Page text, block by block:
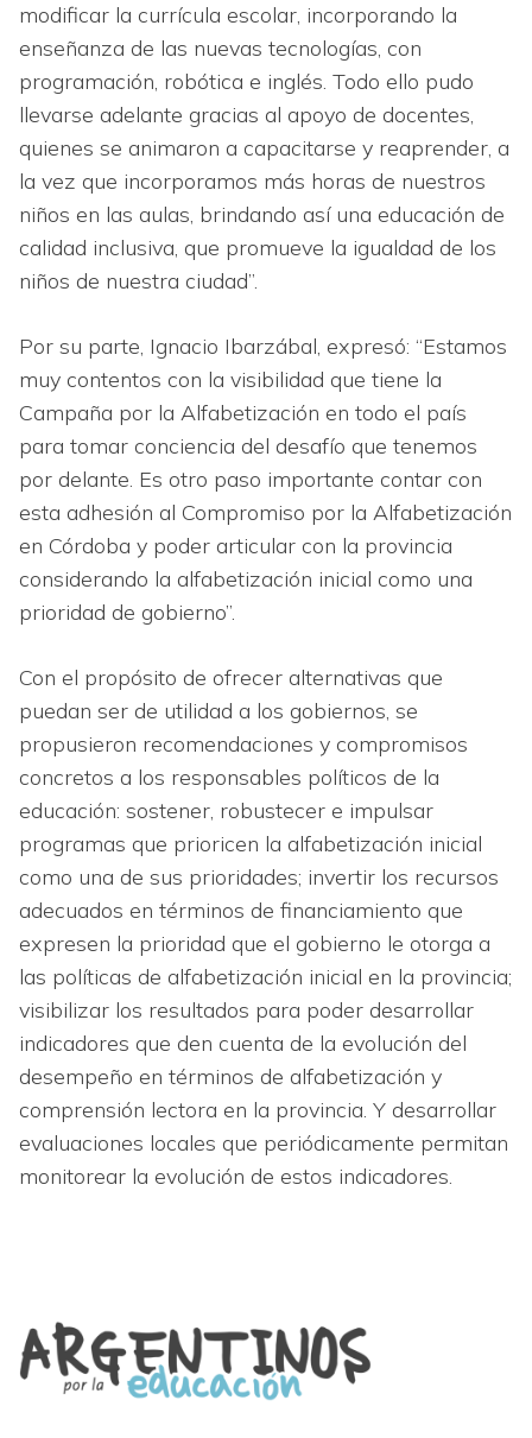
modificar la currícula escolar, incorporando la
enseñanza de las nuevas tecnologías, con
programación, robótica e inglés. Todo ello pudo
llevarse adelante gracias al apoyo de docentes,
quienes se animaron a capacitarse y reaprender, a
la vez que incorporamos más horas de nuestros
niños en las aulas, brindando así una educación de
calidad inclusiva, que promueve la igualdad de los
niños de nuestra ciudad”.
Por su parte, Ignacio Ibarzábal, expresó: “Estamos
muy contentos con la visibilidad que tiene la
Campaña por la Alfabetización en todo el país
para tomar conciencia del desafío que tenemos
por delante. Es otro paso importante contar con
esta adhesión al Compromiso por la Alfabetización
en Córdoba y poder articular con la provincia
considerando la alfabetización inicial como una
prioridad de gobierno”.
Con el propósito de ofrecer alternativas que
puedan ser de utilidad a los gobiernos, se
propusieron recomendaciones y compromisos
concretos a los responsables políticos de la
educación: sostener, robustecer e impulsar
programas que prioricen la alfabetización inicial
como una de sus prioridades; invertir los recursos
adecuados en términos de financiamiento que
expresen la prioridad que el gobierno le otorga a
las políticas de alfabetización inicial en la provincia;
visibilizar los resultados para poder desarrollar
indicadores que den cuenta de la evolución del
desempeño en términos de alfabetización y
comprensión lectora en la provincia. Y desarrollar
evaluaciones locales que periódicamente permitan
monitorear la evolución de estos indicadores.